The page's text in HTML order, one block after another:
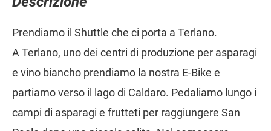
Prendiamo il Shuttle che ci porta a Terlano.
A Terlano, uno dei centri di produzione per asparagi
e vino biancho prendiamo la nostra E-Bike e
partiamo verso il lago di Caldaro. Pedaliamo lungo i
campi di asparagi e frutteti per raggiungere San